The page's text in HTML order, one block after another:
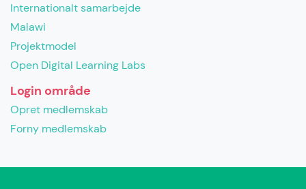
Internationalt samarbejde
Malawi
Projektmodel
Open Digital Learning Labs
Login område
Opret medlemskab
Forny medlemskab